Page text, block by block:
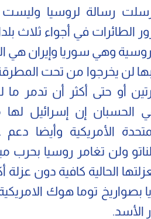
رسالة لروسيا
الطائرات في أجواء ثلاث
وهي سوريا وإيران هي
لن يخرجوا من تحت
أو حتى أكثر أن تدمر
الحسبان إن إسرائيل لها
الأمريكية
ولن تغامر روسيا بحرب
الحالية كافية دون
توما هوك الامريكية
الأسد.